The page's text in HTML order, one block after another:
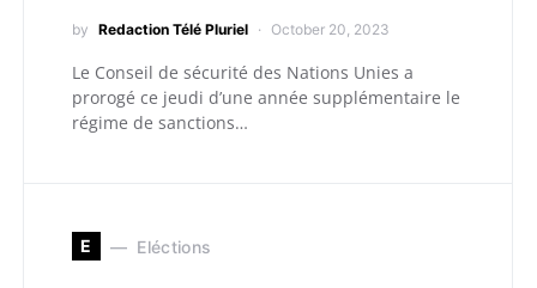
by Redaction Télé Pluriel October 20, 2023
Le Conseil de sécurité des Nations Unies a
prorogé ce jeudi d’une année supplémentaire le
régime de sanctions…
E Eléctions